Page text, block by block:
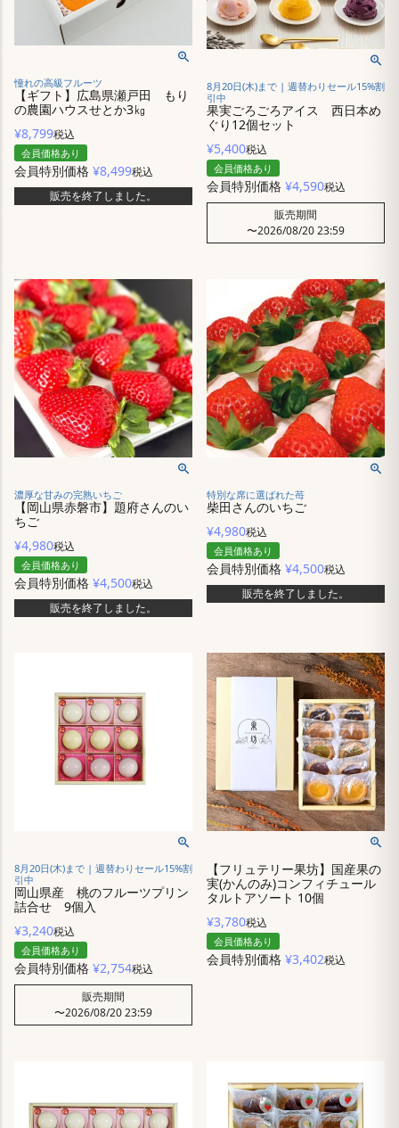
憧れの高級フルーツ
【ギフト】広島県瀬戸田 もり
の農園ハウスせとか3㎏
¥8,799税込
会員価格あり
会員特別価格 ¥8,499税込
販売を終了しました。
8月20日(木)まで | 週替わりセール15%割
引中
果実ごろごろアイス 西日本め
ぐり12個セット
¥5,400税込
会員価格あり
会員特別価格 ¥4,590税込
販売期間
〜2026/08/20 23:59
濃厚な甘みの完熟いちご
【岡山県赤磐市】題府さんのい
ちご
¥4,980税込
会員価格あり
会員特別価格 ¥4,500税込
販売を終了しました。
特別な席に選ばれた苺
柴田さんのいちご
¥4,980税込
会員価格あり
会員特別価格 ¥4,500税込
販売を終了しました。
8月20日(木)まで | 週替わりセール15%割
引中
岡山県産 桃のフルーツプリン
詰合せ 9個入
¥3,240税込
会員価格あり
会員特別価格 ¥2,754税込
販売期間
〜2026/08/20 23:59
【フリュテリー果坊】国産果の
実(かんのみ)コンフィチュール
タルトアソート 10個
¥3,780税込
会員価格あり
会員特別価格 ¥3,402税込